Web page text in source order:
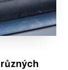
různých